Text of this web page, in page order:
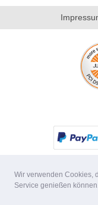
Wir verwenden Cookies,
Service genießen